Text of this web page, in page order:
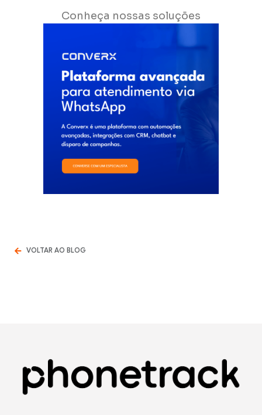
Conheça nossas soluções
VOLTAR AO BLOG